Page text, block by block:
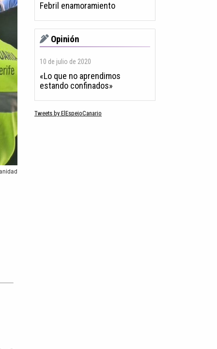
Febril enamoramiento
Opinión
10 de julio de 2020
«Lo que no aprendimos
estando confinados»
Tweets by ElEspejoCanario